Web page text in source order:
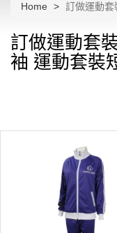
Home 訂做運動套
訂做運動套
袖 運動套裝